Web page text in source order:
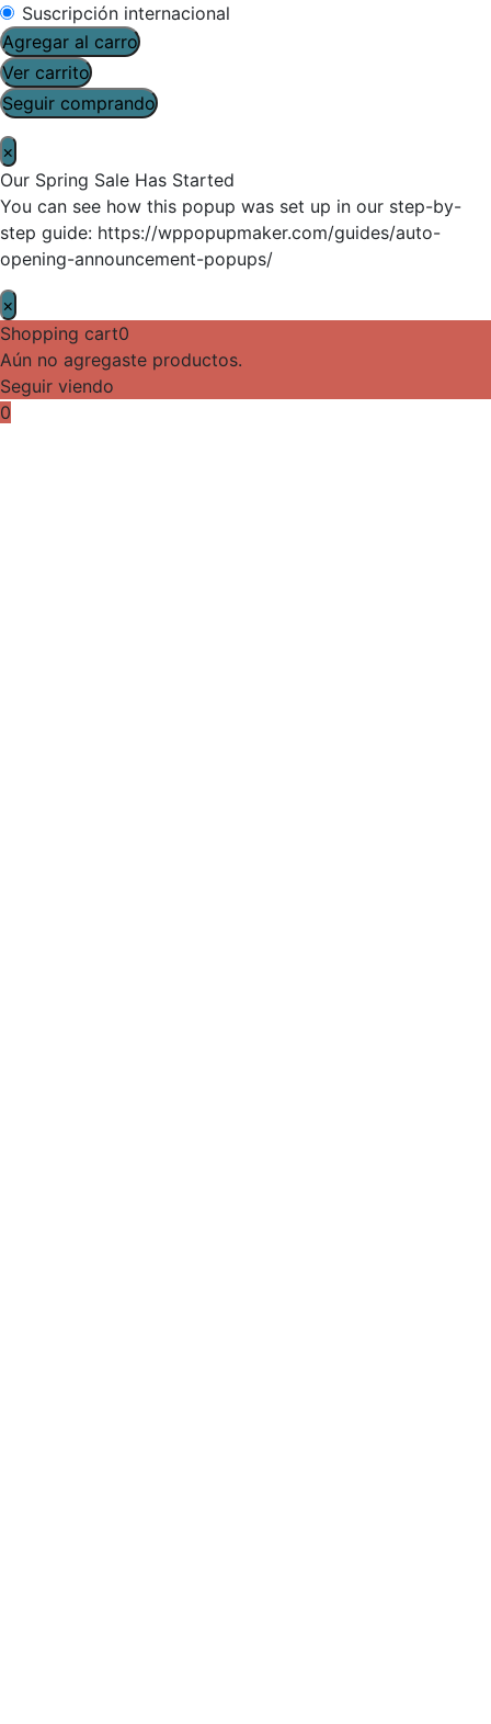
Suscripción internacional
Agregar al carro
Ver carrito
Seguir comprando
×
Our Spring Sale Has Started
You can see how this popup was set up in our step-by-
step guide: https://wppopupmaker.com/guides/auto-
opening-announcement-popups/
×
Shopping cart0
Aún no agregaste productos.
Seguir viendo
0